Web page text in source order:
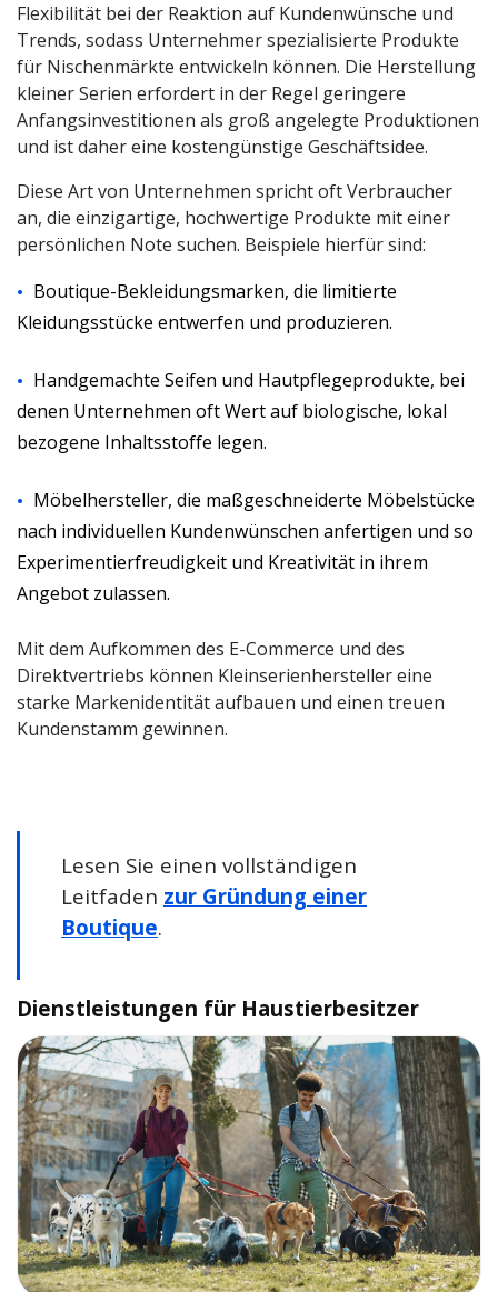
Flexibilität bei der Reaktion auf Kundenwünsche und
Trends, sodass Unternehmer spezialisierte Produkte
für Nischenmärkte entwickeln können. Die Herstellung
kleiner Serien erfordert in der Regel geringere
Anfangsinvestitionen als groß angelegte Produktionen
und ist daher eine kostengünstige Geschäftsidee.
Diese Art von Unternehmen spricht oft Verbraucher
an, die einzigartige, hochwertige Produkte mit einer
persönlichen Note suchen. Beispiele hierfür sind:
Boutique-Bekleidungsmarken, die limitierte
Kleidungsstücke entwerfen und produzieren.
Handgemachte Seifen und Hautpflegeprodukte, bei
denen Unternehmen oft Wert auf biologische, lokal
bezogene Inhaltsstoffe legen.
Möbelhersteller, die maßgeschneiderte Möbelstücke
nach individuellen Kundenwünschen anfertigen und so
Experimentierfreudigkeit und Kreativität in ihrem
Angebot zulassen.
Mit dem Aufkommen des E-Commerce und des
Direktvertriebs können Kleinserienhersteller eine
starke Markenidentität aufbauen und einen treuen
Kundenstamm gewinnen.
Lesen Sie einen vollständigen
Leitfaden zur Gründung einer
Boutique.
Dienstleistungen für Haustierbesitzer